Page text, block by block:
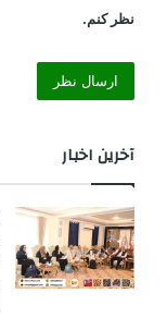
نظر کنم.
آخرین اخبار